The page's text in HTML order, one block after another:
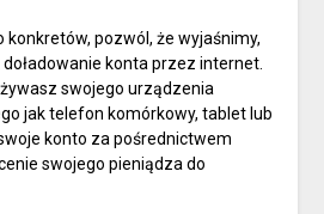
pozwól, że wyjaśnimy,
konta przez internet.
swojego urządzenia
jak telefon komórkowy, tablet lub
konto za pośrednictwem
swojego pieniądza do